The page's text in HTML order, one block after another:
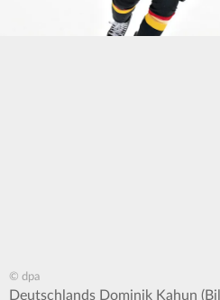
© dpa
Deutschlands Dominik Kahun